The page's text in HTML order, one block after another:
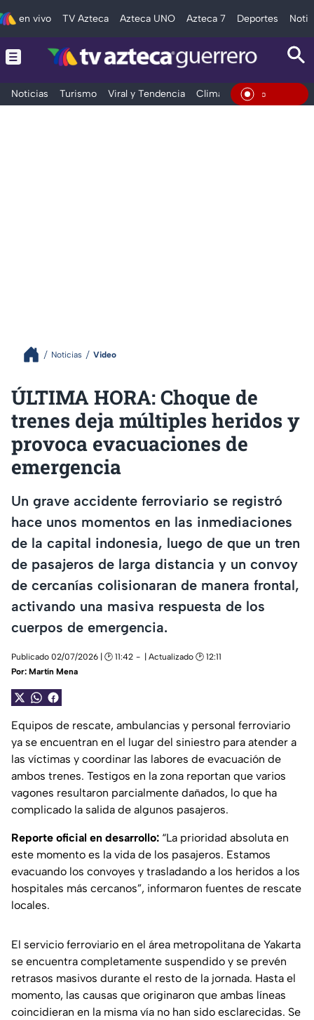
en vivo TV Azteca Azteca UNO Azteca 7 Deportes
Noticias Turismo Viral y Tendencia Clima Deportes En Vivo
Noticias Video
ÚLTIMA HORA: Choque de
trenes deja múltiples heridos y
provoca evacuaciones de
emergencia
Un grave accidente ferroviario se registró
hace unos momentos en las inmediaciones
de la capital indonesia, luego de que un tren
de pasajeros de larga distancia y un convoy
de cercanías colisionaran de manera frontal,
activando una masiva respuesta de los
cuerpos de emergencia.
Publicado 02/07/2026 | 🕑 11:42
| Actualizado 🕑 12:11
Por: Martín Mena
Equipos de rescate, ambulancias y personal ferroviario
ya se encuentran en el lugar del siniestro para atender a
las víctimas y coordinar las labores de evacuación de
ambos trenes. Testigos en la zona reportan que varios
vagones resultaron parcialmente dañados, lo que ha
complicado la salida de algunos pasajeros.
Reporte oficial en desarrollo: “La prioridad absoluta en
este momento es la vida de los pasajeros. Estamos
evacuando los convoyes y trasladando a los heridos a los
hospitales más cercanos”, informaron fuentes de rescate
locales.
El servicio ferroviario en el área metropolitana de Yakarta
se encuentra completamente suspendido y se prevén
retrasos masivos durante el resto de la jornada. Hasta el
momento, las causas que originaron que ambas líneas
coincidieran en la misma vía no han sido esclarecidas. Se